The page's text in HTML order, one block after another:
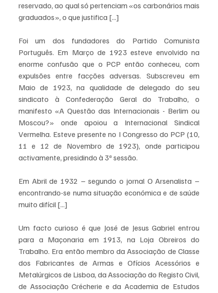
reservado, ao qual só pertenciam «os carbonários mais
graduados», o que justifica [...]
Foi um dos fundadores do Partido Comunista
Português. Em Março de 1923 esteve envolvido na
enorme confusão que o PCP então conheceu, com
expulsões entre facções adversas. Subscreveu em
Maio de 1923, na qualidade de delegado do seu
sindicato à Confederação Geral do Trabalho, o
manifesto «A Questão das Internacionais - Berlim ou
Moscou?» onde apoiou a Internacional Sindical
Vermelha. Esteve presente no I Congresso do PCP (10,
11 e 12 de Novembro de 1923), onde participou
activamente, presidindo à 3ª sessão.
Em Abril de 1932 – segundo o jornal O Arsenalista –
encontrando-se numa situação económica e de saúde
muito difícil [...]
Um facto curioso é que José de Jesus Gabriel entrou
para a Maçonaria em 1913, na Loja Obreiros do
Trabalho. Era então membro da Associação de Classe
dos Fabricantes de Armas e Ofícios Acessórios e
Metalúrgicos de Lisboa, da Associação do Registo Civil,
de Associação Crécherie e da Academia de Estudos